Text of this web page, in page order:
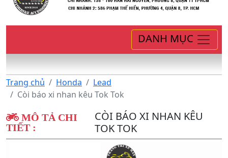
DANH MỤC
Trang chủ Honda
Lead
Còi báo xi nhan kêu Tok Tok
MÔ TẢ CHI
TIẾT :
CÒI BÁO XI NHAN KÊU
TOK TOK